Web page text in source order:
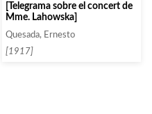
[Telegrama sobre el concert de
Mme. Lahowska]
Quesada, Ernesto
[1917]